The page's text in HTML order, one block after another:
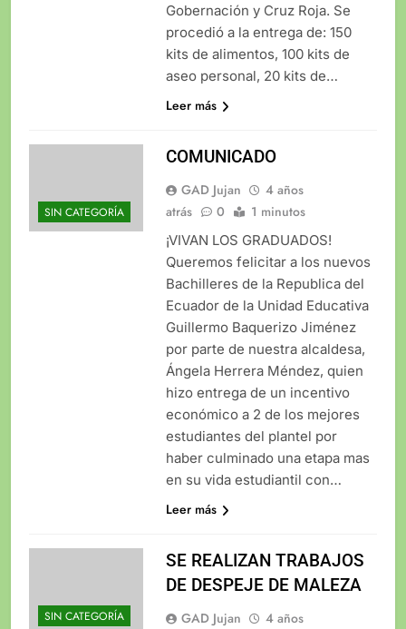
Gobernación y Cruz Roja. Se
procedió a la entrega de: 150
kits de alimentos, 100 kits de
aseo personal, 20 kits de…
Leer más
SIN CATEGORÍA
COMUNICADO
GAD Jujan
4 años
atrás
0 1 minutos
¡VIVAN LOS GRADUADOS!
Queremos felicitar a los nuevos
Bachilleres de la Republica del
Ecuador de la Unidad Educativa
Guillermo Baquerizo Jiménez
por parte de nuestra alcaldesa,
Ángela Herrera Méndez, quien
hizo entrega de un incentivo
económico a 2 de los mejores
estudiantes del plantel por
haber culminado una etapa mas
en su vida estudiantil con…
Leer más
SIN CATEGORÍA
SE REALIZAN TRABAJOS
DE DESPEJE DE MALEZA
GAD Jujan
4 años